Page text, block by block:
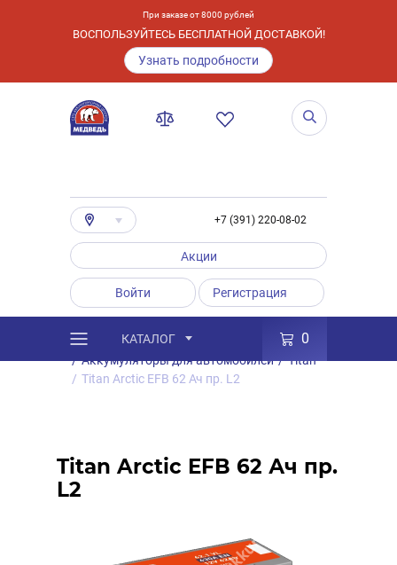
При заказе от 8000 рублей
ВОСПОЛЬЗУЙТЕСЬ БЕСПЛАТНОЙ ДОСТАВКОЙ!
Узнать подробности
+7 (391) 220-08-02
Акции
Войти Регистрация
КАТАЛОГ 0
Каталог / Товары
Аккумуляторы
/ Аккумуляторы для автомобилей / Titan
/ Titan Arctic EFB 62 Ач пр. L2
Titan Arctic EFB 62 Ач пр.
L2